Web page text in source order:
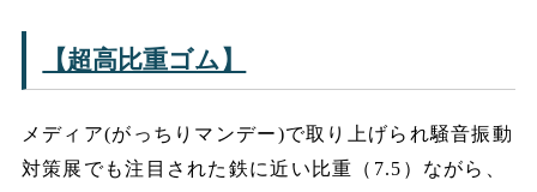
【超高比重ゴム】
メディア(がっちりマンデー)で取り上げられ騒音振動
対策展でも注目された鉄に近い比重（7.5）ながら、